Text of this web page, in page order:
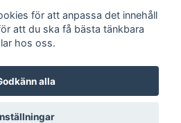
Powered by Quickbutik
för att anpassa det innehåll
att du ska få bästa tänkbara
hos oss.
alla